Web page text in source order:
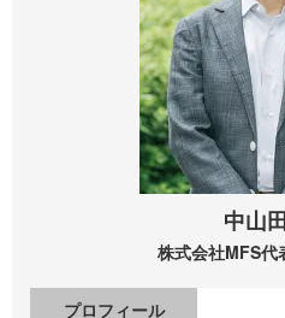
中山
株式会社MFS代
プロフィール